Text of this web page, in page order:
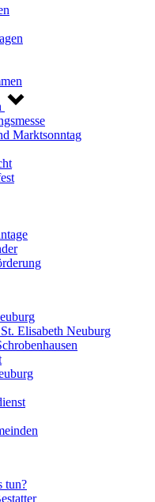
Marktsonntag
Elisabeth Neuburg
tun?